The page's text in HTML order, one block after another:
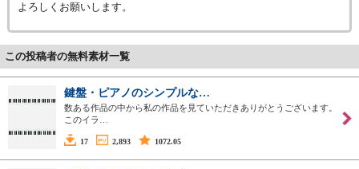
よろしくお願いします。
この投稿者の無料素材一覧
鍵盤・ピアノのシンプルな…
数ある作品の中から私の作品を見ていただきありがとうございます。
このイラ…
17 2,893 1072.05